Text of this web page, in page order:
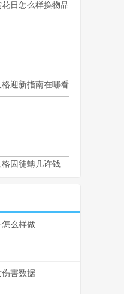
日怎么样换物品
迎新指南在哪看
囚徒蚺几许钱
么样做
害数据